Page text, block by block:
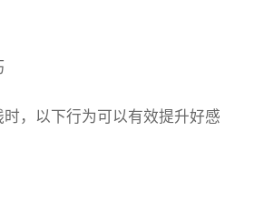
，以下行为可以有效提升好感